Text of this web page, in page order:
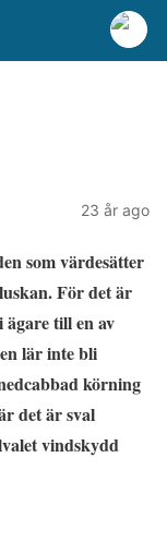
23 år ago
som värdesätter
För det är
till en av
lär inte bli
körning
det är sval
vindskydd